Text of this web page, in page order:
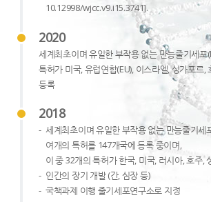
10.12998/wjcc.v9.i15.3741].
2020
세계최초이며 유일한 부작용 없는 만능줄기세포
특허가 미국, 유럽연합(EU), 이스라엘, 싱가포르,
등록
2018
세계최초이며 유일한 부작용 없는 만능줄기세
여개의 특허를 147개국에 등록 중이며,
이 중 32개의 특허가 한국, 미국, 러시아, 호주,
인간의 장기 개발 (간, 심장 등)
국책과제 이행 줄기세포연구소로 지정